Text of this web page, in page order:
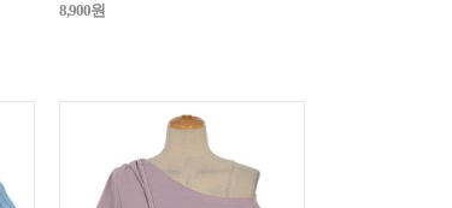
8,900원